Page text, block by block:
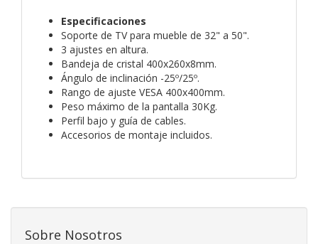
Especificaciones
Soporte de TV para mueble de 32" a 50".
3 ajustes en altura.
Bandeja de cristal 400x260x8mm.
Ángulo de inclinación -25º/25º.
Rango de ajuste VESA 400x400mm.
Peso máximo de la pantalla 30Kg.
Perfil bajo y guía de cables.
Accesorios de montaje incluidos.
Sobre Nosotros